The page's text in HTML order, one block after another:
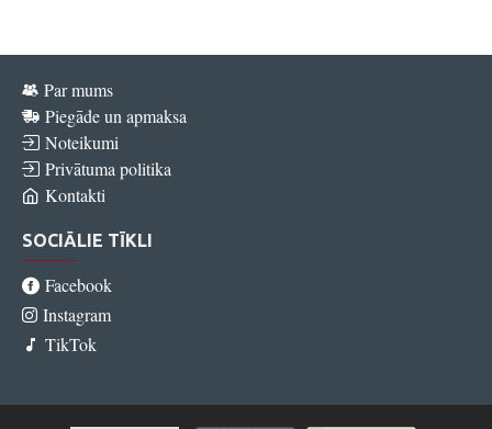
Par mums
Piegāde un apmaksa
Noteikumi
Privātuma politika
Kontakti
SOCIĀLIE TĪKLI
Facebook
Instagram
TikTok